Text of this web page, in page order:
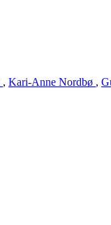
, Kari-Anne Nordbø ,